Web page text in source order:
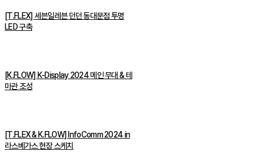
[T.FLEX] 세븐일레븐 던던 동대문점 투명
LED 구축
[K.FLOW] K-Display 2024 메인 무대 & 테
마관 조성
[T.FLEX & K.FLOW] InfoComm 2024 in
라스베가스 현장 스케치